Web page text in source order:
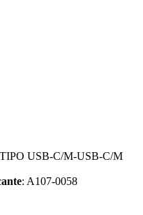
USB-C/M-USB-C/M
: A107-0058